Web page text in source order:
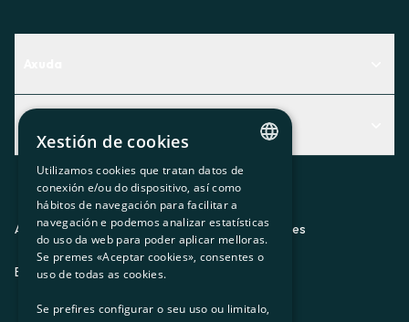
Descubre qué servicio te encaja mejor
Contacto
Actualidad
O recuncho da socia
Prensa
Trabaja con nosotros
Aviso legalPolítica de privacidadPolítica de cookies
ES CAGLEU
CATALAN
SPANISH
GL
Xestión de cookies
Utilizamos cookies que tratan datos de
conexión e/ou do dispositivo, así como
hábitos de navegación para facilitar a
navegación e podemos analizar estatísticas
do uso da web para poder aplicar melloras.
Se premes «Aceptar cookies», consentes o
uso de todas as cookies.
Se prefires configurar o seu uso ou limitalo,